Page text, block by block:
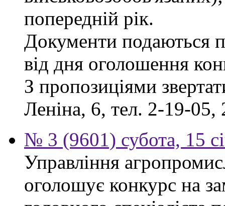
попередній рік.
Документи подаються
від дня оголошення
З пропозиціями
Леніна, 6, тел. 2-19-05,
№ 3 (9601) субота, 15
Управління
оголошує конкурс на